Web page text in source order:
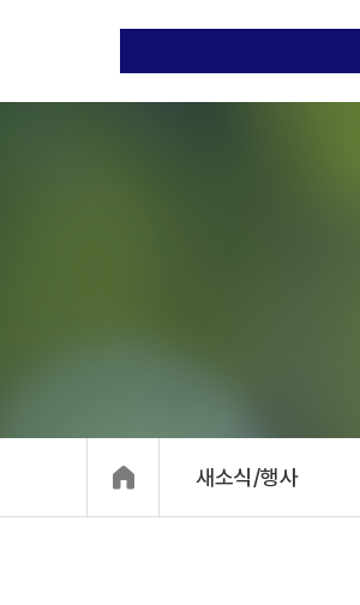
새소식/행사